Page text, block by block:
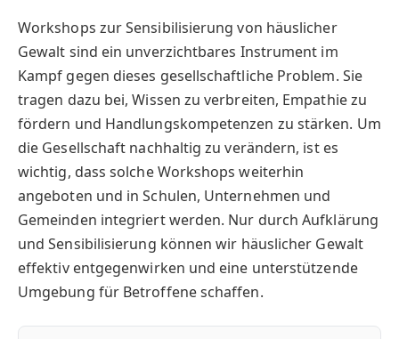
Workshops zur Sensibilisierung von häuslicher
Gewalt sind ein unverzichtbares Instrument im
Kampf gegen dieses gesellschaftliche Problem. Sie
tragen dazu bei, Wissen zu verbreiten, Empathie zu
fördern und Handlungskompetenzen zu stärken. Um
die Gesellschaft nachhaltig zu verändern, ist es
wichtig, dass solche Workshops weiterhin
angeboten und in Schulen, Unternehmen und
Gemeinden integriert werden. Nur durch Aufklärung
und Sensibilisierung können wir häuslicher Gewalt
effektiv entgegenwirken und eine unterstützende
Umgebung für Betroffene schaffen.